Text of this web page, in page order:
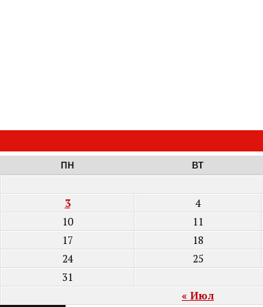
ПН ВТ
« Июл
3
4
10
11
17
18
24
25
31